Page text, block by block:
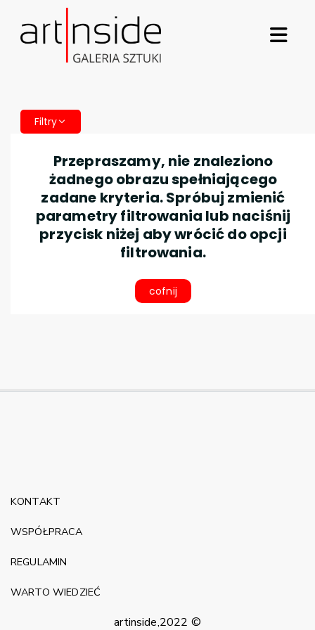
Filtry
Przepraszamy, nie znaleziono
żadnego obrazu spełniającego
zadane kryteria. Spróbuj zmienić
parametry filtrowania lub naciśnij
przycisk niżej aby wrócić do opcji
filtrowania.
cofnij
artinside,2022 ©
KONTAKT
WSPÓŁPRACA
REGULAMIN
WARTO WIEDZIEĆ